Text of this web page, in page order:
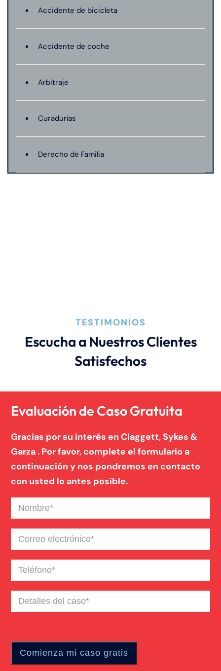
Accidente de bicicleta
Accidente de coche
Arbitraje
Curadurías
Derecho de Familia
Negligencia médica
Un blog de derecho de Connecticut
TESTIMONIOS
Escucha a Nuestros Clientes
Satisfechos
Evaluación de Caso Gratuita
Gracias por su interés en Claggett, Sykes &
Garza . Por favor, complete el formulario a
continuación y nos pondremos en contacto
con usted lo antes posible.
Nombre(Required)
Correo
electrónico(Required)
Teléfono(Required)
Detalles
del